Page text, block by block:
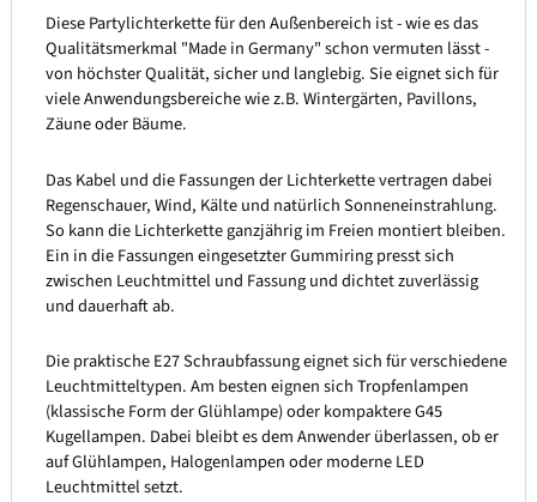
Diese Partylichterkette für den Außenbereich ist - wie es das
Qualitätsmerkmal "Made in Germany" schon vermuten lässt -
von höchster Qualität, sicher und langlebig. Sie eignet sich für
viele Anwendungsbereiche wie z.B. Wintergärten, Pavillons,
Zäune oder Bäume.
Das Kabel und die Fassungen der Lichterkette vertragen dabei
Regenschauer, Wind, Kälte und natürlich Sonneneinstrahlung.
So kann die Lichterkette ganzjährig im Freien montiert bleiben.
Ein in die Fassungen eingesetzter Gummiring presst sich
zwischen Leuchtmittel und Fassung und dichtet zuverlässig
und dauerhaft ab.
Die praktische E27 Schraubfassung eignet sich für verschiedene
Leuchtmitteltypen. Am besten eignen sich Tropfenlampen
(klassische Form der Glühlampe) oder kompaktere G45
Kugellampen. Dabei bleibt es dem Anwender überlassen, ob er
auf Glühlampen, Halogenlampen oder moderne LED
Leuchtmittel setzt.